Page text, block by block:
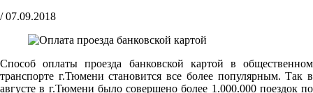
/ 07.09.2018
Способ оплаты проезда банковской картой в общественном
транспорте г.Тюмени становится все более популярным. Так в
августе в г.Тюмени было совершено более 1.000.000 поездок по